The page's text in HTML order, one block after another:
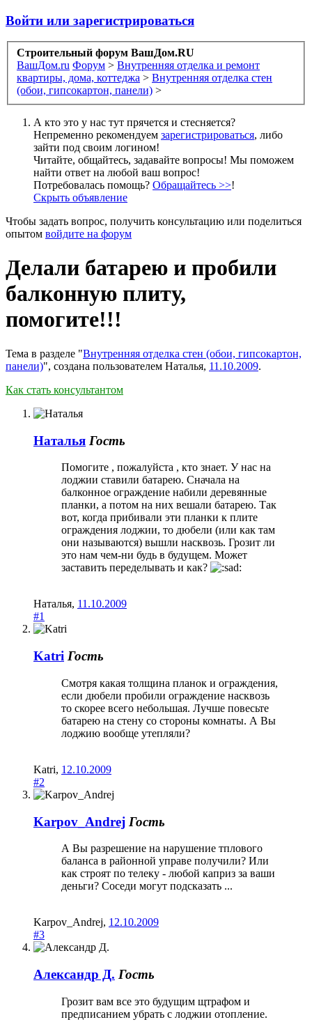
Войти или зарегистрироваться
Строительный форум ВашДом.RU
ВашДом.ru Форум > Внутренняя отделка и ремонт
квартиры, дома, коттеджа > Внутренняя отделка стен
(обои, гипсокартон, панели) >
А кто это у нас тут прячется и стесняется?
Непременно рекомендуем зарегистрироваться, либо
зайти под своим логином!
Читайте, общайтесь, задавайте вопросы! Мы поможем
найти ответ на любой ваш вопрос!
Потребовалась помощь? Обращайтесь >>!
Скрыть объявление
Чтобы задать вопрос, получить консультацию или поделиться
опытом войдите на форум
Делали батарею и пробили
балконную плиту,
помогите!!!
Тема в разделе "Внутренняя отделка стен (обои, гипсокартон,
панели)", создана пользователем Наталья, 11.10.2009.
Как стать консультантом
Наталья Гость
Помогите , пожалуйста , кто знает. У нас на
лоджии ставили батарею. Сначала на
балконное ограждение набили деревянные
планки, а потом на них вешали батарею. Так
вот, когда прибивали эти планки к плите
ограждения лоджии, то дюбели (или как там
они называются) вышли насквозь. Грозит ли
это нам чем-ни будь в будущем. Может
заставить переделывать и как?
Наталья, 11.10.2009
#1
Katri Гость
Смотря какая толщина планок и ограждения,
если дюбели пробили ограждение насквозь
то скорее всего небольшая. Лучше повесьте
батарею на стену со стороны комнаты. А Вы
лоджию вообще утепляли?
Katri, 12.10.2009
#2
Karpov_Andrej Гость
А Вы разрешение на нарушение тплового
баланса в районной управе получили? Или
как строят по телеку - любой каприз за ваши
деньги? Соседи могут подсказать ...
Karpov_Andrej, 12.10.2009
#3
Александр Д. Гость
Грозит вам все это будущим щтрафом и
предписанием убрать с лоджии отопление.